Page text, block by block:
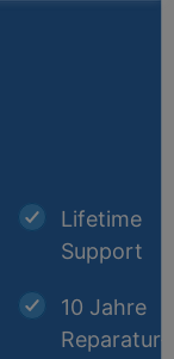
Lifetime
Support
10 Jahre
Reparatur-